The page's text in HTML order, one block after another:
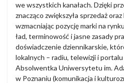
we wszystkich kanałach. Dzięki
znacząco zwiększyła sprzedaż
wzmacniając pozycję marki na
ład, terminowość i jasne zasady
doświadczenie dziennikarskie,
lokalnych – radiu, telewizji i
Absolwentka Uniwersytetu im.
w Poznaniu (komunikacja i